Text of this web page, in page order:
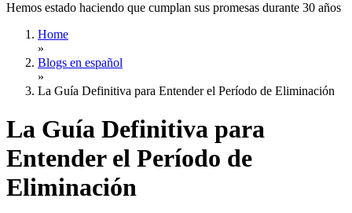
Hemos estado haciendo que cumplan sus promesas durante 30 años
Home
»
Blogs en español
»
La Guía Definitiva para Entender el Período de Eliminación
La Guía Definitiva para
Entender el Período de
Eliminación